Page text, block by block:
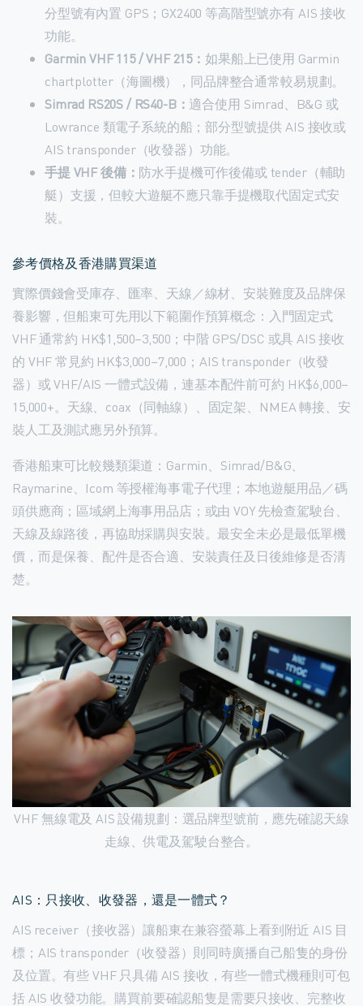
分型號有內置 GPS；GX2400 等高階型號亦有 AIS 接收
功能。
Garmin VHF 115 / VHF 215： 如果船上已使用 Garmin
chartplotter（海圖機），同品牌整合通常較易規劃。
Simrad RS20S / RS40-B： 適合使用 Simrad、B&G 或
Lowrance 類電子系統的船；部分型號提供 AIS 接收或
AIS transponder（收發器）功能。
手提 VHF 後備： 防水手提機可作後備或 tender（輔助
艇）支援，但較大遊艇不應只靠手提機取代固定式安
裝。
參考價格及香港購買渠道
實際價錢會受庫存、匯率、天線／線材、安裝難度及品牌保
養影響，但船東可先用以下範圍作預算概念：入門固定式
VHF 通常約 HK$1,500–3,500；中階 GPS/DSC 或具 AIS 接收
的 VHF 常見約 HK$3,000–7,000；AIS transponder（收發
器）或 VHF/AIS 一體式設備，連基本配件前可約 HK$6,000–
15,000+。天線、coax（同軸線）、固定架、NMEA 轉接、安
裝人工及測試應另外預算。
香港船東可比較幾類渠道：Garmin、Simrad/B&G、
Raymarine、Icom 等授權海事電子代理；本地遊艇用品／碼
頭供應商；區域網上海事用品店；或由 VOY 先檢查駕駛台、
天線及線路後，再協助採購與安裝。最安全未必是最低單機
價，而是保養、配件是否合適、安裝責任及日後維修是否清
楚。
VHF 無線電及 AIS 設備規劃：選品牌型號前，應先確認天線
走線、供電及駕駛台整合。
AIS：只接收、收發器，還是一體式？
AIS receiver（接收器）讓船東在兼容螢幕上看到附近 AIS 目
標；AIS transponder（收發器）則同時廣播自己船隻的身份
及位置。有些 VHF 只具備 AIS 接收，有些一體式機種則可包
括 AIS 收發功能。購買前要確認船隻是需要只接收、完整收